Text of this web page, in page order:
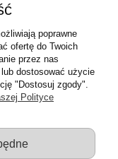
:: Zabawki
poprawne
ofertę do Twoich
przez nas
dostosować użycie
"Dostosuj zgody".
Polityce